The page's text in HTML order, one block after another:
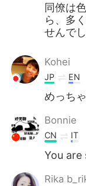
同僚は
ら、多
せんでし
Kohei
JP EN
めっち
Bonnie
CN IT
You are
Rika